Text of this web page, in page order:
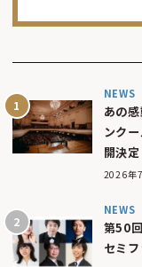
NEWS
あの
ンク
開決定
2026年
NEWS
第50
セミ